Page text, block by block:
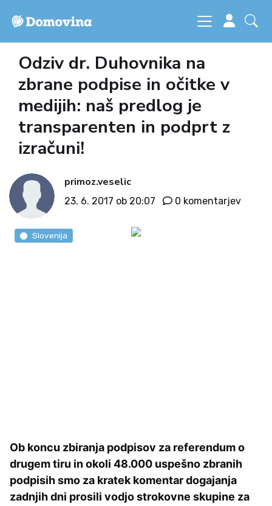
Odziv dr. Duhovnika na
zbrane podpise in očitke v
medijih: naš predlog je
transparenten in podprt z
izračuni!
primoz.veselic
23. 6. 2017 ob 20:07 0 komentarjev
Slovenija
Ob koncu zbiranja podpisov za referendum o
drugem tiru in okoli 48.000 uspešno zbranih
podpisih smo za kratek komentar dogajanja
zadnjih dni prosili vodjo strokovne skupine za